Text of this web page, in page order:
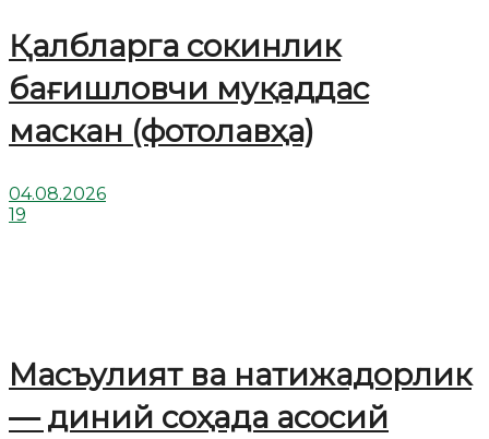
Қалбларга сокинлик
бағишловчи муқаддас
маскан (фотолавҳа)
04.08.2026
19
Масъулият ва натижадорлик
— диний соҳада асосий